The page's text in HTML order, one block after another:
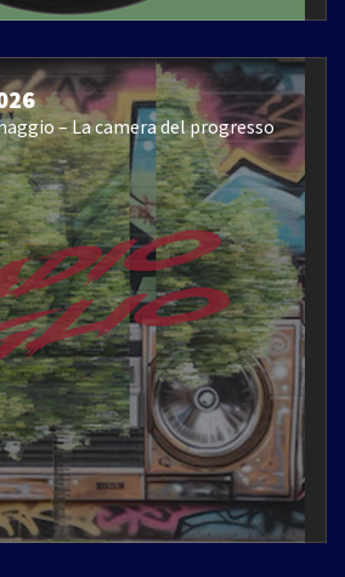
– La camera del progresso